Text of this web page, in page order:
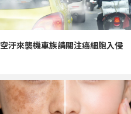
空汙來襲機車族請關注癌細胞入侵